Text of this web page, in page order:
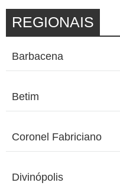
REGIONAIS
Barbacena
Betim
Coronel Fabriciano
Divinópolis